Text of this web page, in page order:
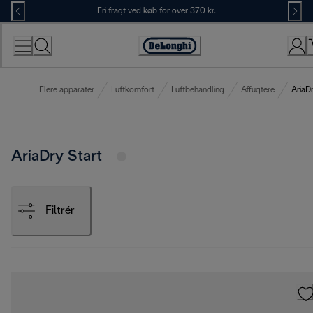
Skip
to
Content
Fri fragt ved køb for over 370 kr.
Accessibility
Flere apparater Luftkomfort Luftbehandling Affugtere
AriaDry Start
Filtrér